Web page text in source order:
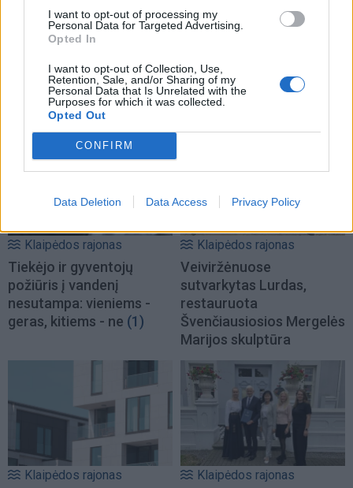
I want to opt-out of processing my
Personal Data for Targeted Advertising.
Opted In
I want to opt-out of Collection, Use,
Retention, Sale, and/or Sharing of my
Personal Data that Is Unrelated with the
Purposes for which it was collected.
Opted Out
CONFIRM
Data Deletion Data Access Privacy Policy
Iš gyventojų ruošiasi
paimti ir nugriauti
garažus(7)
Daugiabučių namų
atnaujinimui –
Savivaldybės parama
Klaipėdos rajonas
Tiekėjo ir gyventojų
požiūris į vandenį
nesutampa: vieniems -
geras, kitiems - ne (1)
Klaipėdos rajonas
Veiviržėnuose
sutvarkytas Lurdas,
restauruota
Švenčiausiosios Mergelės
Marijos skulptūra
Klaipėdos rajonas Klaipėdos rajonas